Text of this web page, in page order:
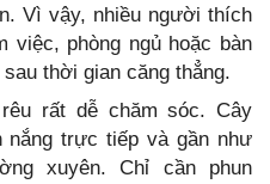
Vì vậy, nhiều người thích
việc, phòng ngủ hoặc bàn
thời gian căng thẳng.
rất dễ chăm sóc. Cây
trực tiếp và gần như
xuyên. Chỉ cần phun